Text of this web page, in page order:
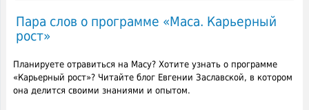
Пара слов о программе «Маса. Карьерный
рост»
Планируете отравиться на Масу? Хотите узнать о программе
«Карьерный рост»? Читайте блог Евгении Заславской, в котором
она делится своими знаниями и опытом.